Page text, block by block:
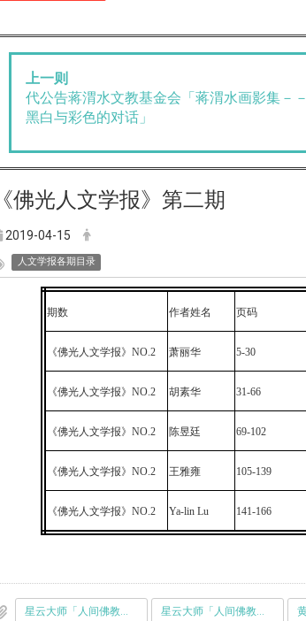
上一则
代公告蒋渭水文教基金会「蒋渭水画影集－－
黑白与彩色的对话」
《佛光人文学报》第二期
2019-04-15
人文学报各期目录
期数 作者姓名 页码
《佛光人文学报》NO.2 萧丽华 5-30
《佛光人文学报》NO.2 胡素华 31-66
《佛光人文学报》NO.2 陈昱廷 69-102
《佛光人文学报》NO.2 王雅雍 105-139
《佛光人文学报》NO.2 Ya-lin Lu 141-166
星云大师「人间佛教」的文学观与文学实践 星云大师「人间佛教」的文字般若